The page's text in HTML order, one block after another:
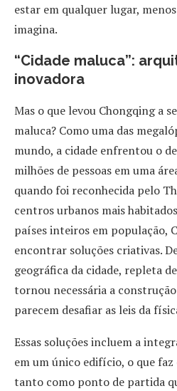
estar em qualquer lugar,
imagina.
“Cidade maluca”:
inovadora
Mas o que levou Chongqing a
maluca? Como uma das
mundo, a cidade enfrentou o
milhões de pessoas em uma
quando foi reconhecida pelo
centros urbanos mais
países inteiros em população,
encontrar soluções criativas.
geográfica da cidade, repleta
tornou necessária a
parecem desafiar as leis da
Essas soluções incluem a
em um único edifício, o que
tanto como ponto de partida